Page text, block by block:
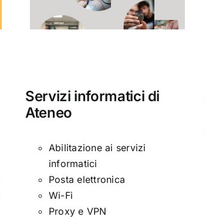
Servizi informatici di
Ateneo
Abilitazione ai servizi
informatici
Posta elettronica
Wi-Fi
Proxy e VPN